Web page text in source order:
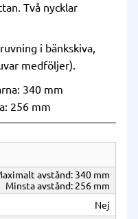
Två nycklar
i bänkskiva,
medföljer).
340 mm
256 mm
avstånd: 340 mm
Minsta avstånd: 256 mm
Nej